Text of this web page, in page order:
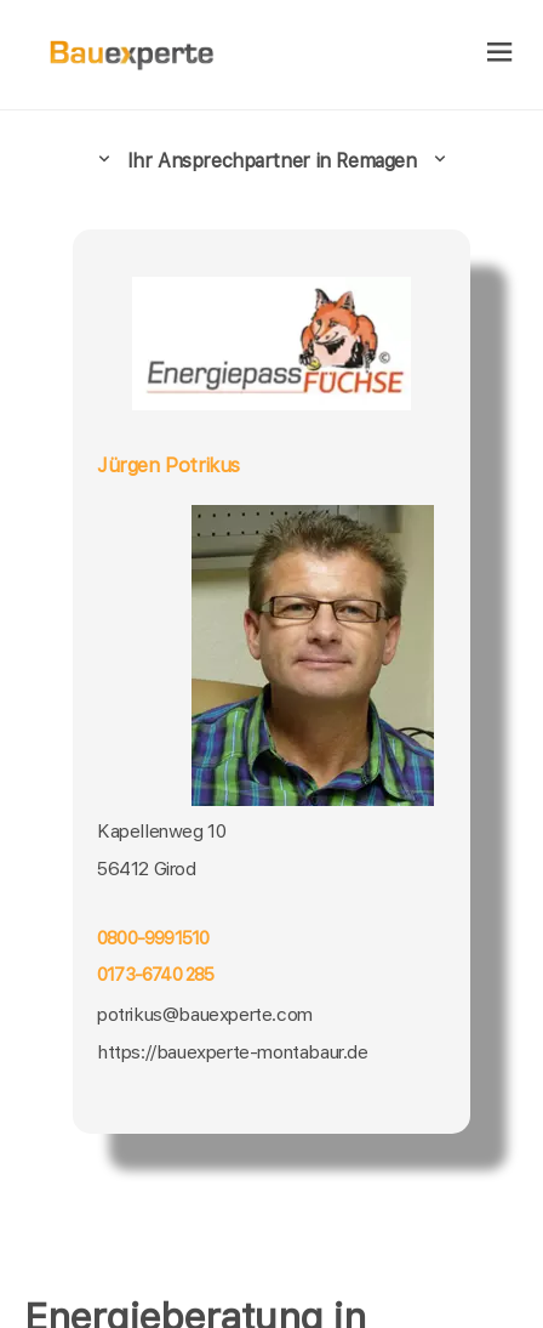
Energieberatung in
Ihr Ansprechpartner in Remagen
Jürgen Potrikus
Kapellenweg 10
56412 Girod
0800-9991510
0173-6740 285
potrikus@bauexperte.com
https://bauexperte-montabaur.de